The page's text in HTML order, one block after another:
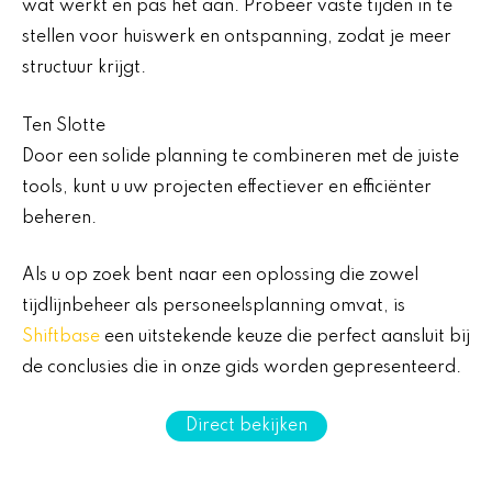
wat werkt en pas het aan. Probeer vaste tijden in te
stellen voor huiswerk en ontspanning, zodat je meer
structuur krijgt.
Ten Slotte
Door een solide planning te combineren met de juiste
tools, kunt u uw projecten effectiever en efficiënter
beheren.
Als u op zoek bent naar een oplossing die zowel
tijdlijnbeheer als personeelsplanning omvat, is
Shiftbase een uitstekende keuze die perfect aansluit bij
de conclusies die in onze gids worden gepresenteerd.
Direct bekijken